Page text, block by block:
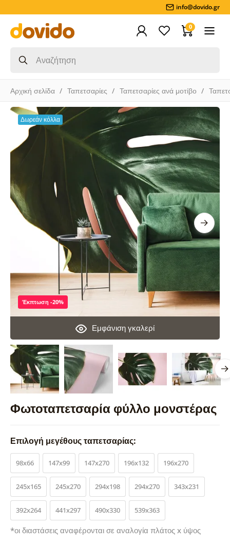
info@dovido.gr
0
Αρχική σελίδα Ταπετσαρίες Ταπετσαρίες ανά μοτίβο
Φωτοταπετσαρία φύλλο μονστέρας
Εμφάνιση γκαλερί
Έκπτωση -20%
Δωρεάν κόλλα
Επιλογή μεγέθους ταπετσαρίας:
98x66 147x99 147x270 196x132 196x270
245x165 245x270 294x198 294x270 343x231
392x264 441x297 490x330 539x363
*οι διαστάσεις αναφέρονται σε αναλογία πλάτος x ύψος